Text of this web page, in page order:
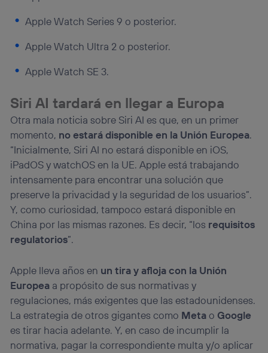
Apple Watch Series 9 o posterior.
Apple Watch Ultra 2 o posterior.
Apple Watch SE 3.
Siri AI tardará en llegar a Europa
Otra mala noticia sobre Siri AI es que, en un primer
momento, no estará disponible en la Unión Europea.
“Inicialmente, Siri AI no estará disponible en iOS,
iPadOS y watchOS en la UE. Apple está trabajando
intensamente para encontrar una solución que
preserve la privacidad y la seguridad de los usuarios”.
Y, como curiosidad, tampoco estará disponible en
China por las mismas razones. Es decir, “los requisitos
regulatorios”.
Apple lleva años en un tira y afloja con la Unión
Europea a propósito de sus normativas y
regulaciones, más exigentes que las estadounidenses.
La estrategia de otros gigantes como Metao Google
es tirar hacia adelante. Y, en caso de incumplir la
normativa, pagar la correspondiente multa y/o aplicar